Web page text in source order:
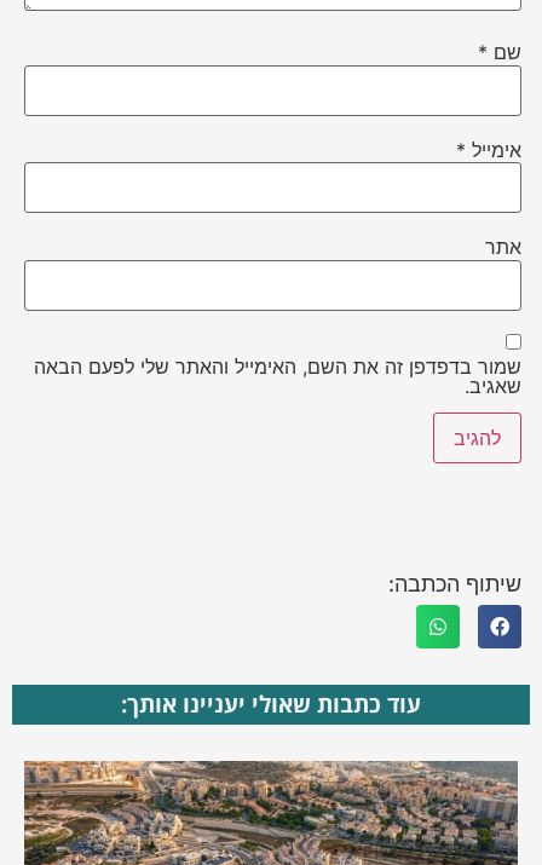
שם *
אימייל *
אתר
שמור בדפדפן זה את השם, האימייל והאתר שלי לפעם הבאה
שאגיב.
שיתוף הכתבה:
עוד כתבות שאולי יעניינו אותך: